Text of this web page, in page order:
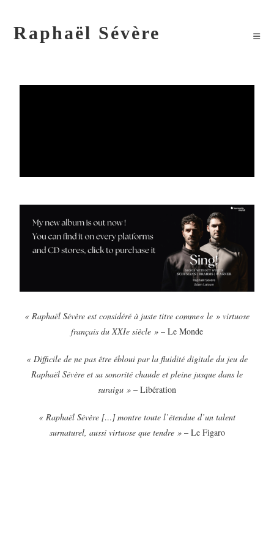
Raphaël Sévère
« Raphaël Sévère est considéré à juste titre comme« le » virtuose
français du XXIe siècle » – Le Monde
« Difficile de ne pas être ébloui par la fluidité digitale du jeu de
Raphaël Sévère et sa sonorité chaude et pleine jusque dans le
suraigu » – Libération
« Raphaël Sévère […] montre toute l’étendue d’un talent
surnaturel, aussi virtuose que tendre »– Le Figaro